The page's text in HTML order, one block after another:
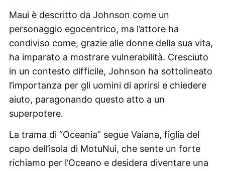
Maui è descritto da Johnson come un
personaggio egocentrico, ma l’attore ha
condiviso come, grazie alle donne della sua vita,
ha imparato a mostrare vulnerabilità. Cresciuto
in un contesto difficile, Johnson ha sottolineato
l’importanza per gli uomini di aprirsi e chiedere
aiuto, paragonando questo atto a un
superpotere.
La trama di “Oceania” segue Vaiana, figlia del
capo dell’isola di MotuNui, che sente un forte
richiamo per l’Oceano e desidera diventare una